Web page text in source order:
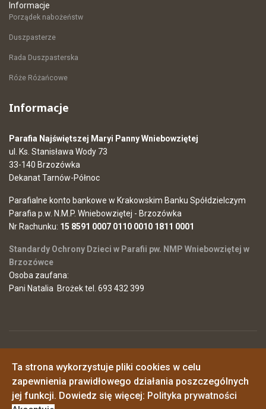
Informacje
Porządek nabożeństw
Duszpasterze
Rada Duszpasterska
Róże Różańcowe
Informacje
Parafia Najświętszej Maryi Panny Wniebowziętej
ul. Ks. Stanisława Wody 73
33-140 Brzozówka
Dekanat Tarnów-Północ
Parafialne konto bankowe w Krakowskim Banku Spółdzielczym
Parafia p.w. N.M.P. Wniebowziętej - Brzozówka
Nr Rachunku: 15 8591 0007 0110 0010 1811 0001
Standardy Ochrony Dzieci w Parafii pw. NMP Wniebowziętej w
Brzozówce
Osoba zaufana:
Pani Natalia Brożek tel. 693 432 399
Brzozówce
Polityka prywatności
o. Piotr - 725546968
o. Janusz - 517161348
Ta strona wykorzystuje pliki cookies w celu
zapewnienia prawidłowego działania poszczególnych
jej funkcji. Dowiedz się więcej: Polityka prywatności